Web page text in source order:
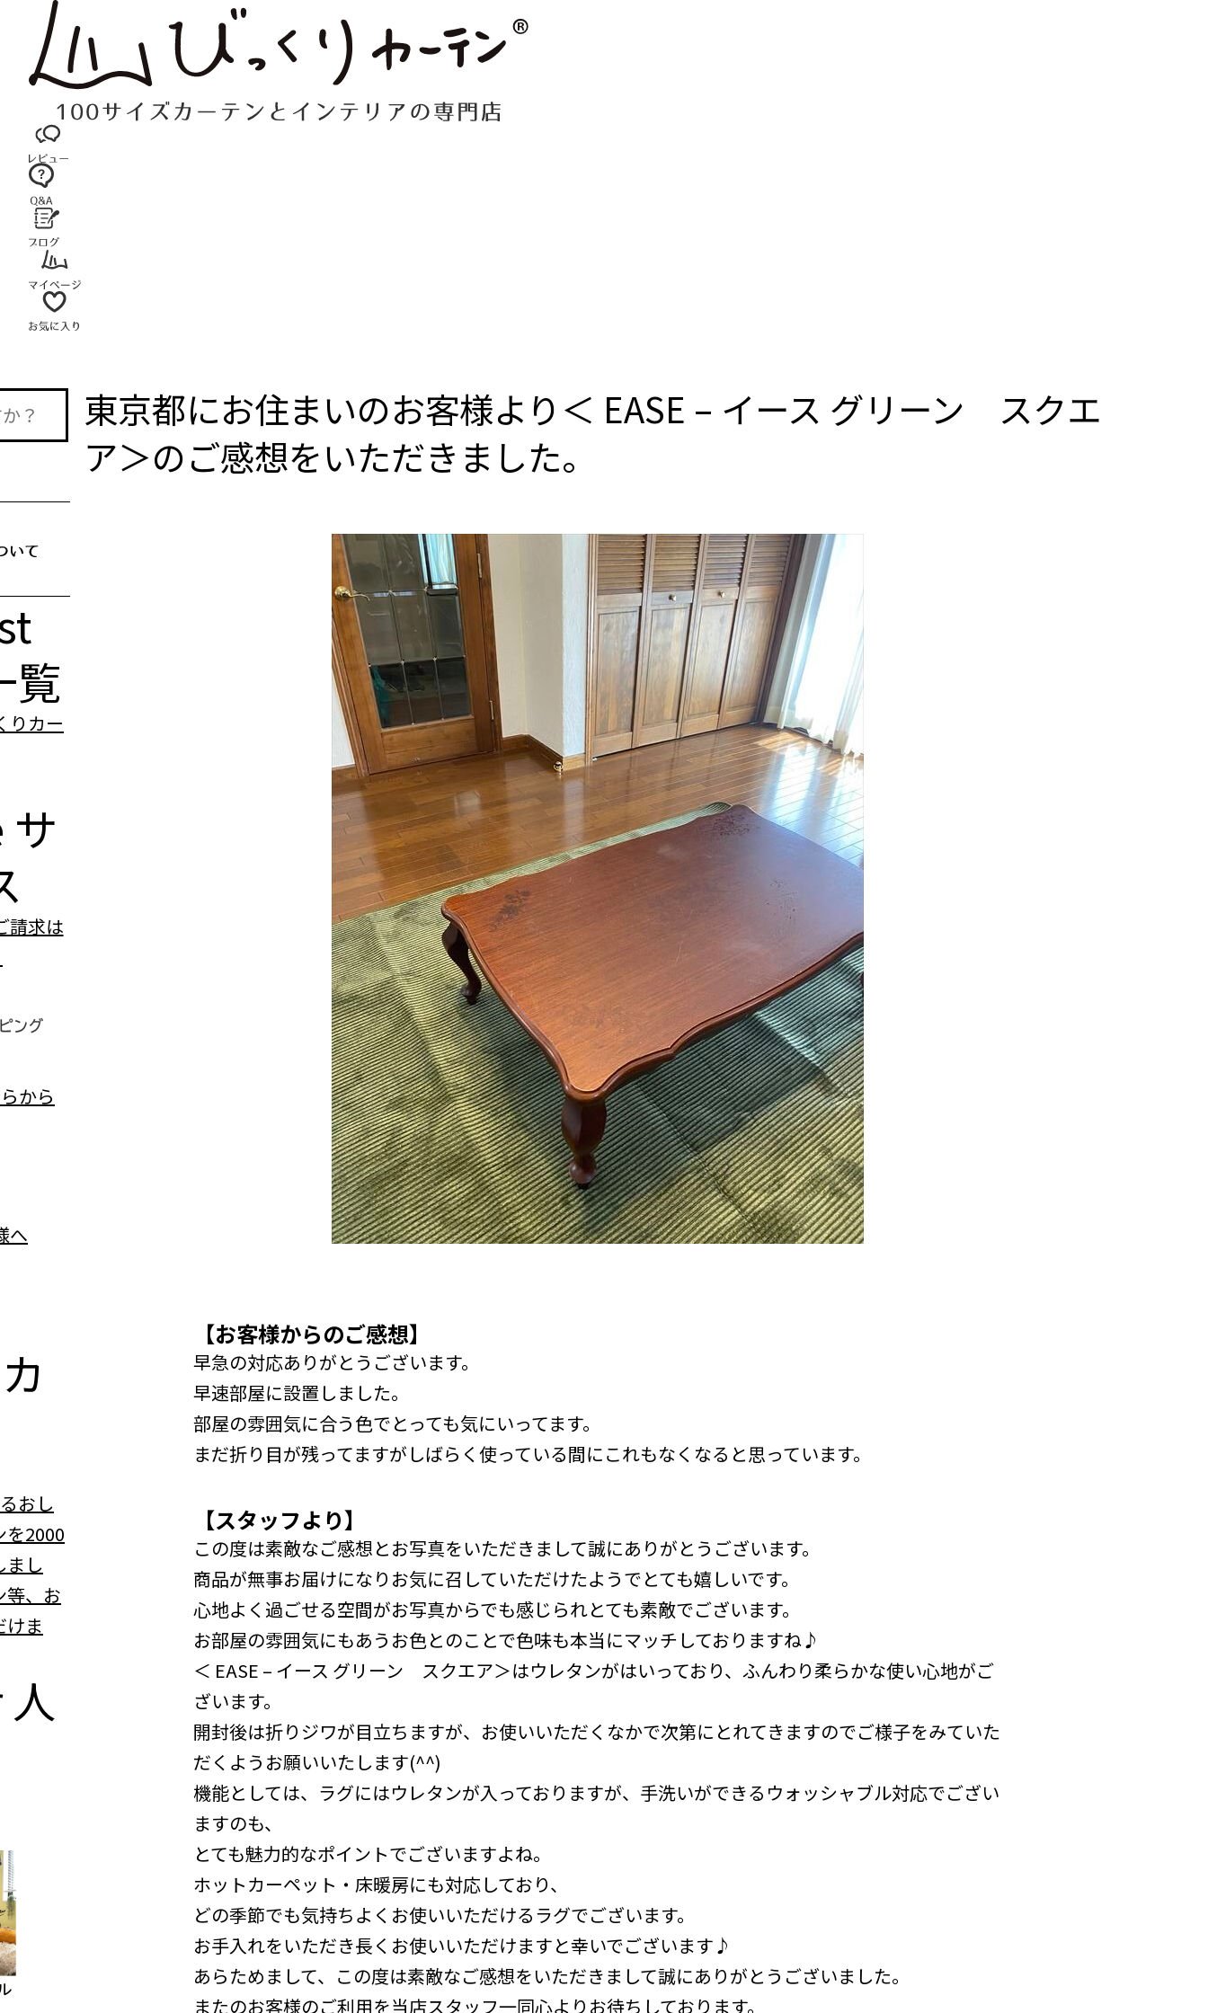
東京都にお住まいのお客様より＜ EASE – イース グリーン スクエ
ア＞のご感想をいただきました。
【お客様からのご感想】
早急の対応ありがとうございます。
早速部屋に設置しました。
部屋の雰囲気に合う色でとっても気にいってます。
まだ折り目が残ってますがしばらく使っている間にこれもなくなると思っています。
【スタッフより】
この度は素敵なご感想とお写真をいただきまして誠にありがとうございます。
商品が無事お届けになりお気に召していただけたようでとても嬉しいです。
心地よく過ごせる空間がお写真からでも感じられとても素敵でございます。
お部屋の雰囲気にもあうお色とのことで色味も本当にマッチしておりますね♪
＜ EASE – イース グリーン スクエア＞はウレタンがはいっており、ふんわり柔らかな使い心地がご
ざいます。
開封後は折りジワが目立ちますが、お使いいただくなかで次第にとれてきますのでご様子をみていた
だくようお願いいたします(^^)
機能としては、ラグにはウレタンが入っておりますが、手洗いができるウォッシャブル対応でござい
ますのも、
とても魅力的なポイントでございますよね。
ホットカーペット・床暖房にも対応しており、
どの季節でも気持ちよくお使いいただけるラグでございます。
お手入れをいただき長くお使いいただけますと幸いでございます♪
あらためまして、この度は素敵なご感想をいただきまして誠にありがとうございました。
またのお客様のご利用を当店スタッフ一同心よりお待ちしております。
覧
サ
カ
おし
を2000
まし
等、お
けま
人